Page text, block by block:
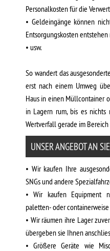
Personalkosten für die
• Geldeingänge können
Entsorgungskosten entstehen
• usw.
So wandert das
erst nach einem Umweg
Haus in einen Müllcontainer
in Lagern rum, bis es
Wertverfall gerade im
UNSER ANGEBOT AN
• Wir kaufen Ihre
SNGs und andere
• Wir kaufen Equipment
paletten- oder
• Wir räumen ihre Lager
übergeben sie Ihnen
• Größere Geräte wie